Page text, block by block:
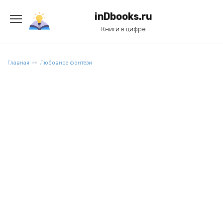
содержанию
inDbooks.ru
Книги в цифре
Главная Любовное фэнтези